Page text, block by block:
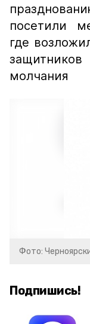
посетили
где
молчания
Фото:
Подпишись!